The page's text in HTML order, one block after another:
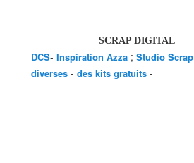
SCRAP DIGITAL
DCS- Inspiration Azza ; Studio Scrap
diverses - des kits gratuits -